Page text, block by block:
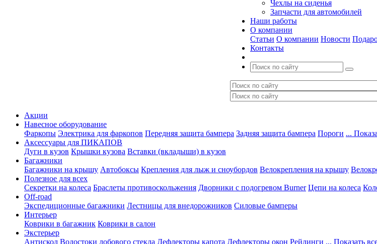
Чехлы на сиденья
Запчасти для автомобилей
Наши работы
О компании
Статьи О компании Новости
Контакты
Акции
Навесное оборудование
Фаркопы Электрика для фаркопов Передняя защита бампера Задняя защита бампера Пороги ...
Аксессуары для ПИКАПОВ
Дуги в кузов Крышки кузова Вставки (вкладыши) в кузов
Багажники
Багажники на крышу Автобоксы Крепления для лыж и сноубордов Велокрепления на крышу
Полезное для всех
Секретки на колеса Браслеты противоскольжения Дворники с подогревом Burner Цепи на колеса
Off-road
Экспедиционные багажники Лестницы для внедорожников Силовые бамперы
Интерьер
Коврики в багажник Коврики в салон
Экстерьер
Антискол Водостоки лобового стекла Дефлекторы капота Дефлекторы окон Рейлинги ... Показать